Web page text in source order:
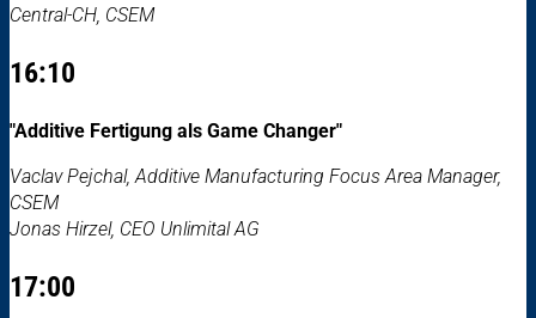
Central-CH, CSEM
16:10
"Additive Fertigung als Game Changer"
Vaclav Pejchal, Additive Manufacturing Focus Area Manager,
CSEM
Jonas Hirzel, CEO Unlimital AG
17:00